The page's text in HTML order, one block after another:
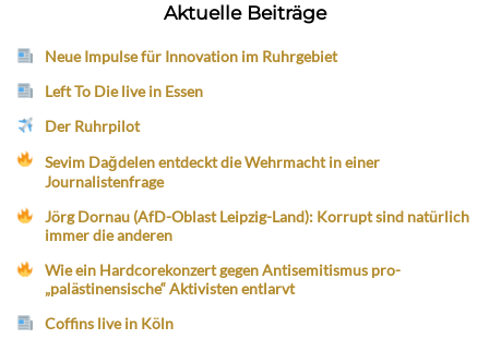
Aktuelle Beiträge
Neue Impulse für Innovation im Ruhrgebiet
Left To Die live in Essen
Der Ruhrpilot
Sevim Dağdelen entdeckt die Wehrmacht in einer
Journalistenfrage
Jörg Dornau (AfD-Oblast Leipzig-Land): Korrupt sind natürlich
immer die anderen
Wie ein Hardcorekonzert gegen Antisemitismus pro-
„palästinensische“ Aktivisten entlarvt
Coffins live in Köln